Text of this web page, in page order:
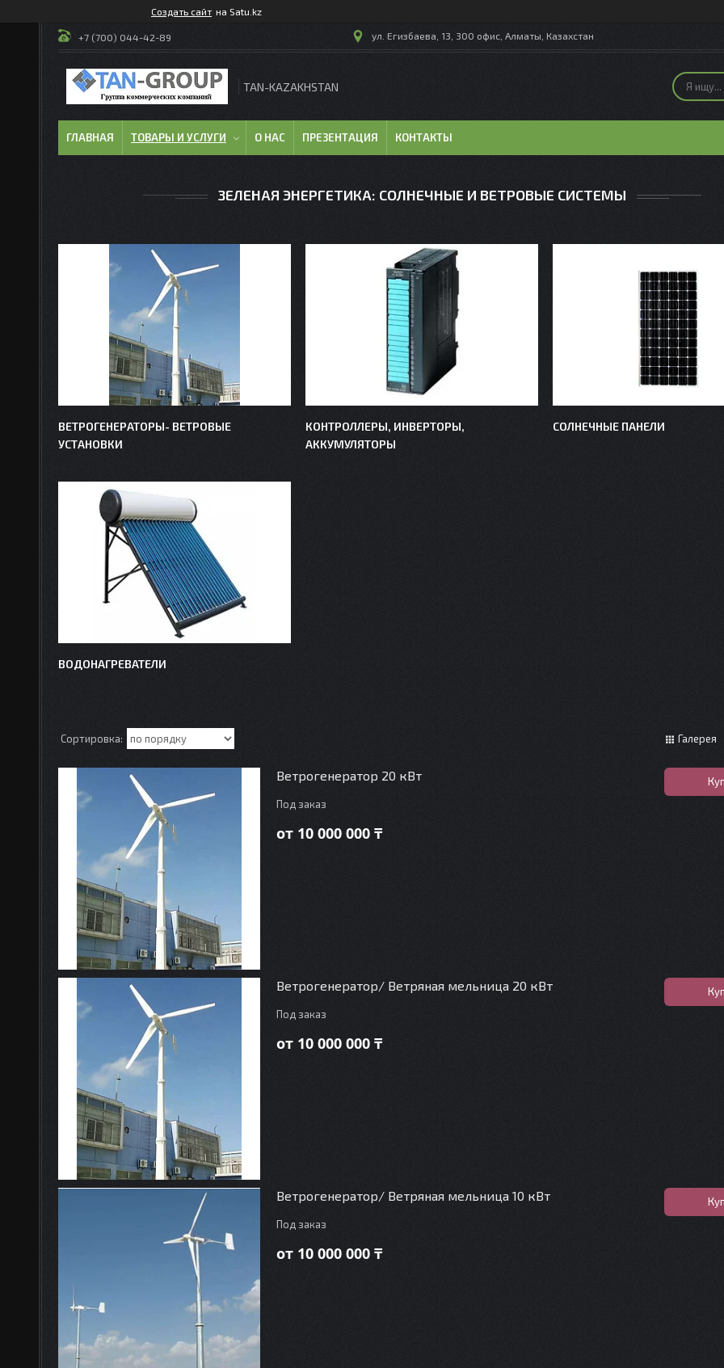
Создать сайт на Satu.kz
+7 (700) 044-42-89 ул. Егизбаева, 13, 300 офис, Алматы, Казахстан
TAN-KAZAKHSTAN
ГЛАВНАЯ ТОВАРЫ И УСЛУГИ О НАС ПРЕЗЕНТАЦИЯ КОНТАКТЫ
ЗЕЛЕНАЯ ЭНЕРГЕТИКА: СОЛНЕЧНЫЕ И ВЕТРОВЫЕ СИСТЕМЫ
ВЕТРОГЕНЕРАТОРЫ- ВЕТРОВЫЕ
УСТАНОВКИ
КОНТРОЛЛЕРЫ, ИНВЕРТОРЫ,
АККУМУЛЯТОРЫ
СОЛНЕЧНЫЕ ПАНЕЛИ
ВОДОНАГРЕВАТЕЛИ
Галерея
Ветрогенератор 20 кВт
Под заказ
от 10 000 000 ₸
Ветрогенератор/ Ветряная мельница 20 кВт
Под заказ
от 10 000 000 ₸
Ветрогенератор/ Ветряная мельница 10 кВт
Под заказ
от 10 000 000 ₸